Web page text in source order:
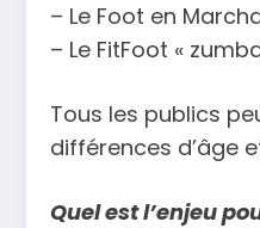
– Le Foot en
– Le FitFoot «
Tous les publics
différences d’âge
Quel est l’enjeu